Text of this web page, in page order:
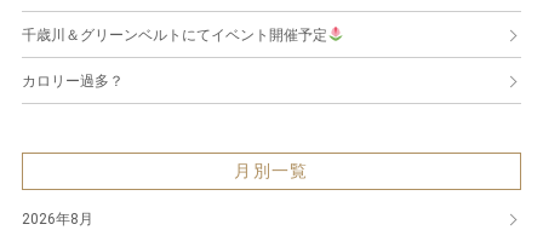
千歳川＆グリーンベルトにてイベント開催予定
カロリー過多？
月別一覧
2026年8月